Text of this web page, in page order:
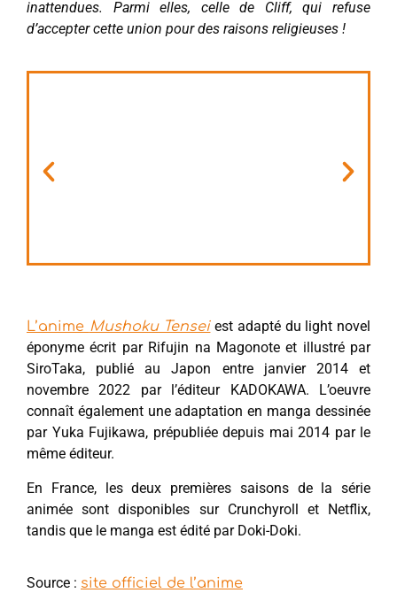
inattendues. Parmi elles, celle de Cliff, qui refuse
d’accepter cette union pour des raisons religieuses !
L’anime Mushoku Tenseiest adapté du light novel
éponyme écrit par Rifujin na Magonote et illustré par
SiroTaka, publié au Japon entre janvier 2014 et
novembre 2022 par l’éditeur KADOKAWA. L’oeuvre
connaît également une adaptation en manga dessinée
par Yuka Fujikawa, prépubliée depuis mai 2014 par le
même éditeur.
En France, les deux premières saisons de la série
animée sont disponibles sur Crunchyroll et Netflix,
tandis que le manga est édité par Doki-Doki.
Source : site officiel de l’anime